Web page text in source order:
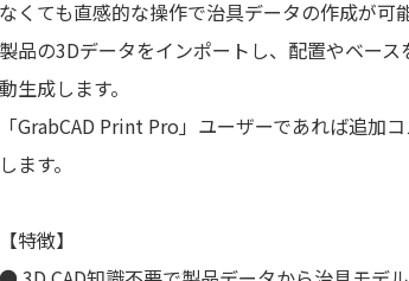
なくても直感的な操作で治具データの作成が可能
製品の3Dデータをインポートし、配置やベー
動生成します。
「GrabCAD Print Pro」ユーザーであれば追加
します。
【特徴】